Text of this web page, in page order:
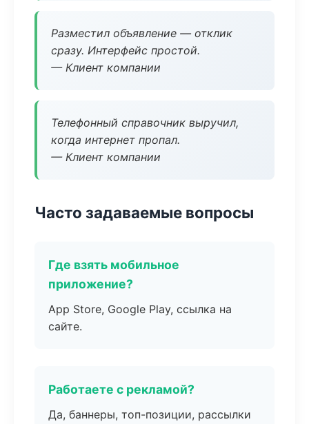
Разместил объявление — отклик
сразу. Интерфейс простой.
— Клиент компании
Телефонный справочник выручил,
когда интернет пропал.
— Клиент компании
Часто задаваемые вопросы
Где взять мобильное
приложение?
App Store, Google Play, ссылка на
сайте.
Работаете с рекламой?
Да, баннеры, топ-позиции, рассылки